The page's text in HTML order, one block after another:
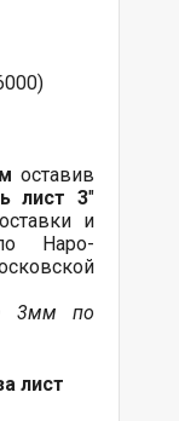
оставив
лист 3"
и
Наро-
3мм по
лист